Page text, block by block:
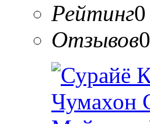
Рейтинг0
Отзывов0